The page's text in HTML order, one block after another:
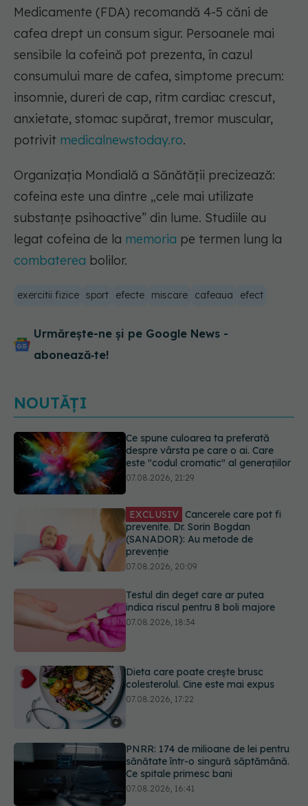
Medicamente (FDA) recomandă 4-5 căni de
cafea drept un consum sigur. Persoanele mai
sensibile la cofeină pot prezenta, în cazul
consumului mare de cafea, simptome precum:
insomnie, dureri de cap, ritm cardiac crescut,
anxietate, stomac supărat, tremor muscular,
potrivit medicalnewstoday.ro.
Organizația Mondială a Sănătății precizează:
cofeina este una dintre „cele mai utilizate
substanțe psihoactive” din lume. Studiile au
legat cofeina de la memoria pe termen lung la
combaterea bolilor.
exercitii fizice sport efecte miscare cafeaua efect
Urmărește-ne și pe Google News -
abonează‑te!
NOUTĂȚI
EXCLUSIV Cancerele care pot fi
prevenite. Dr. Sorin Bogdan
(SANADOR): Au metode de
Testul din deget care ar putea
indica riscul pentru 8 boli majore
07.08.2026, 18:34
Dieta care poate crește brusc
colesterolul. Cine este mai expus
PNRR: 174 de milioane de lei pentru
sănătate într-o singură săptămână.
Ce spune culoarea ta preferată
despre vârsta pe care o ai. Care
este "codul cromatic" al generațiilor